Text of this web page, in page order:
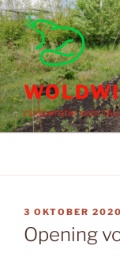
Ga
naar
de
inhoud
coöperatie voor
GEPLAATST
OP
3 OKTOBER 2020
Opening